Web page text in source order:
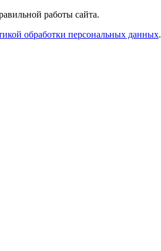
работы сайта.
обработки персональных данных.